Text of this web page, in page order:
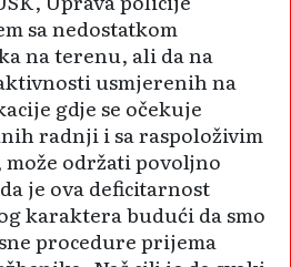
sa nedosta­tkom
na terenu, ali da na
usmjerenih na
gdje se očekuje
radnji i sa raspoloživim
održati povoljno
je ova deficitarnost
karaktera budući da smo
procedure prijema